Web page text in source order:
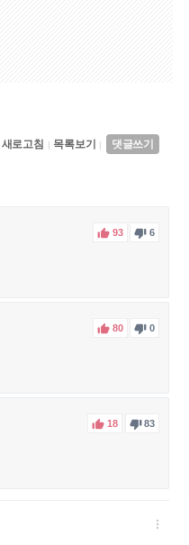
새로고침 | 목록보기 | 댓글쓰기
 93  6
 80  0
 18  83
